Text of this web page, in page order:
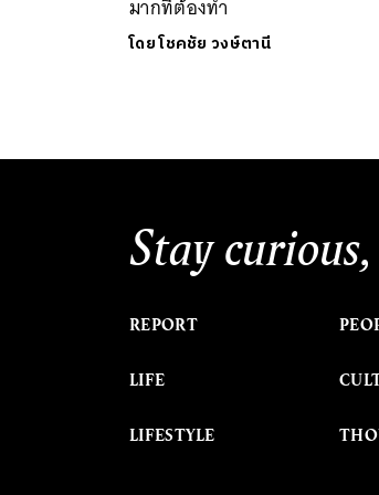
มากที่ต้องทำ
โดยโชคชัย วงษ์ตานี
Stay
REPORT
LIFE
LIFESTYLE